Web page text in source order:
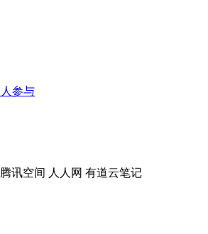
人参与
腾讯空间 人人网 有道云笔记